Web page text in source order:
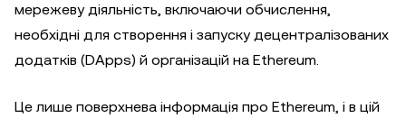
мережеву діяльність, включаючи обчислення,
необхідні для створення і запуску децентралізованих
додатків (DApps) й організацій на Ethereum.
Це лише поверхнева інформація про Ethereum, і в цій